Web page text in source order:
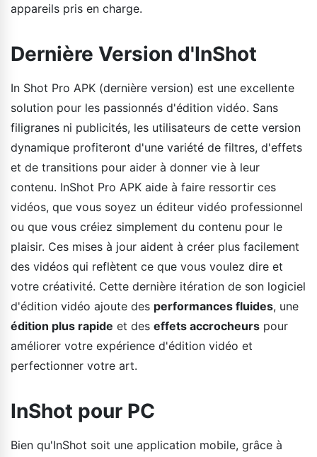
appareils pris en charge.
Dernière Version d'InShot
In Shot Pro APK (dernière version) est une excellente
solution pour les passionnés d'édition vidéo. Sans
filigranes ni publicités, les utilisateurs de cette version
dynamique profiteront d'une variété de filtres, d'effets
et de transitions pour aider à donner vie à leur
contenu. InShot Pro APK aide à faire ressortir ces
vidéos, que vous soyez un éditeur vidéo professionnel
ou que vous créiez simplement du contenu pour le
plaisir. Ces mises à jour aident à créer plus facilement
des vidéos qui reflètent ce que vous voulez dire et
votre créativité. Cette dernière itération de son logiciel
d'édition vidéo ajoute des performances fluides, une
édition plus rapide et des effets accrocheurs pour
améliorer votre expérience d'édition vidéo et
perfectionner votre art.
InShot pour PC
Bien qu'InShot soit une application mobile, grâce à